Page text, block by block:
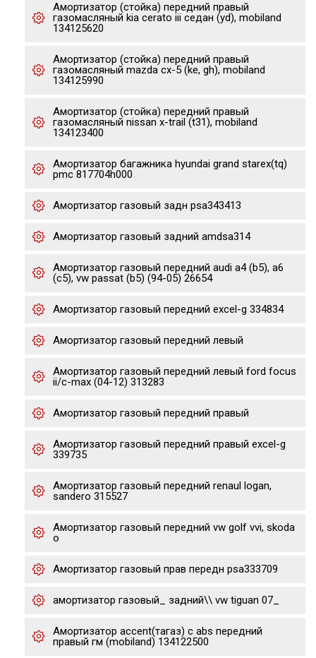
Амортизатор (стойка) передний правый
газомасляный kia cerato iii седан (yd), mobiland
134125620
Амортизатор (стойка) передний правый
газомасляный mazda cx-5 (ke, gh), mobiland
134125990
Амортизатор (стойка) передний правый
газомасляный nissan x-trail (t31), mobiland
134123400
Амортизатор багажника hyundai grand starex(tq)
pmc 817704h000
Амортизатор газовый задн psa343413
Амортизатор газовый задний amdsa314
Амортизатор газовый передний audi a4 (b5), a6
(c5), vw passat (b5) (94-05) 26654
Амортизатор газовый передний excel-g 334834
Амортизатор газовый передний левый
Амортизатор газовый передний левый ford focus
ii/c-max (04-12) 313283
Амортизатор газовый передний правый
Амортизатор газовый передний правый excel-g
339735
Амортизатор газовый передний renaul logan,
sandero 315527
Амортизатор газовый передний vw golf vvi, skoda
o
Амортизатор газовый прав передн psa333709
амортизатор газовый_ задний\\ vw tiguan 07_
Амортизатор accent(тагаз) с abs передний
правый гм (mobiland) 134122500